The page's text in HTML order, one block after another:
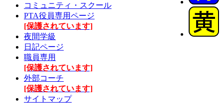
コミュニティ・スクール
PTA役員専用ページ
[保護されています]
夜間学級
日記ページ
職員専用
[保護されています]
外部コーチ
[保護されています]
サイトマップ